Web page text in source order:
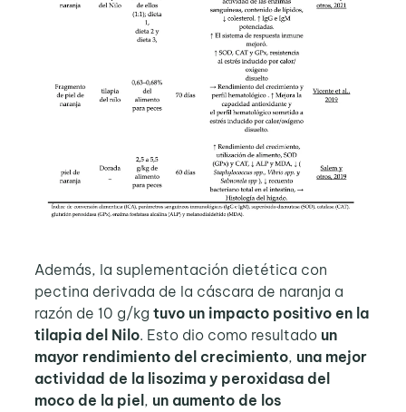
Además, la suplementación dietética con
pectina derivada de la cáscara de naranja a
razón de 10 g/kg tuvo un impacto positivo en la
tilapia del Nilo. Esto dio como resultado un
mayor rendimiento del crecimiento, una mejor
actividad de la lisozima y peroxidasa del
moco de la piel , un aumento de los